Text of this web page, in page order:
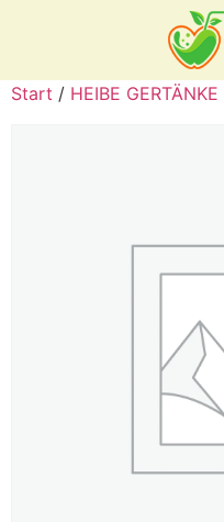
Start / HEIBE GERTÄNKE